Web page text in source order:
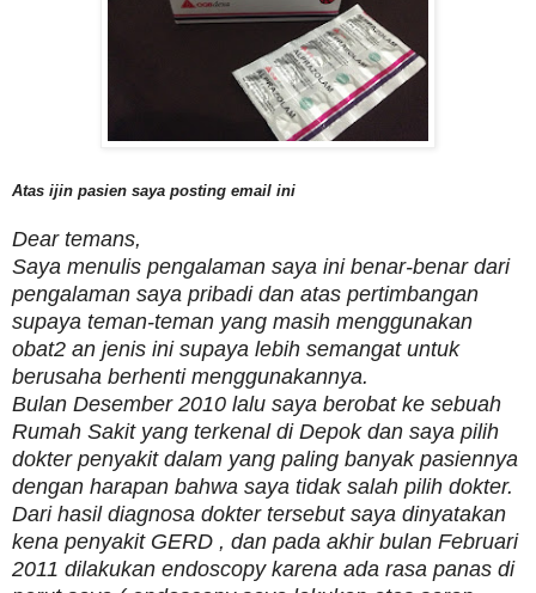
Atas ijin pasien saya posting email ini
Dear temans,
Saya menulis pengalaman saya ini benar-benar dari
pengalaman saya pribadi dan atas pertimbangan
supaya teman-teman yang masih menggunakan
obat2 an jenis ini supaya lebih semangat untuk
berusaha berhenti menggunakannya.
Bulan Desember 2010 lalu saya berobat ke sebuah
Rumah Sakit yang terkenal di Depok dan saya pilih
dokter penyakit dalam yang paling banyak pasiennya
dengan harapan bahwa saya tidak salah pilih dokter.
Dari hasil diagnosa dokter tersebut saya dinyatakan
kena penyakit GERD , dan pada akhir bulan Februari
2011 dilakukan endoscopy karena ada rasa panas di